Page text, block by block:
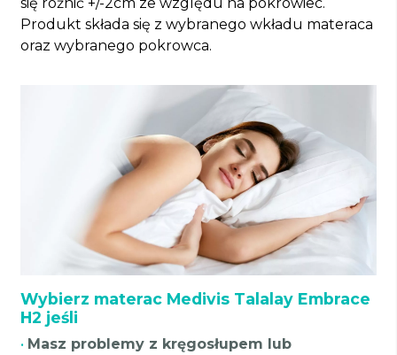
Produkt składa się z wybranego wkładu materaca
oraz wybranego pokrowca.
Wybierz materac Medivis Talalay Embrace
H2 jeśli
• Masz problemy z kręgosłupem lub